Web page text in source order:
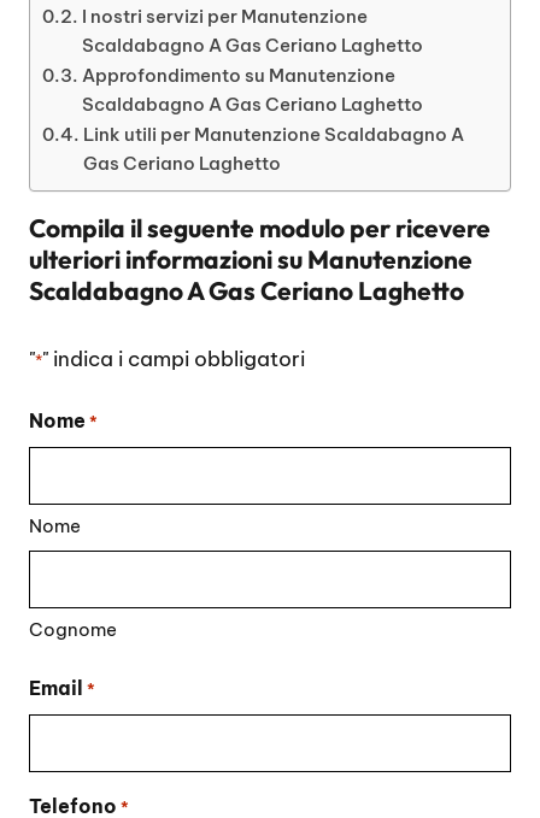
I nostri servizi per Manutenzione
Scaldabagno A Gas Ceriano Laghetto
Approfondimento su Manutenzione
Scaldabagno A Gas Ceriano Laghetto
Link utili per Manutenzione Scaldabagno A
Gas Ceriano Laghetto
Compila il seguente modulo per ricevere
ulteriori informazioni suManutenzione
Scaldabagno A Gas Ceriano Laghetto
"*" indica i campi obbligatori
Nome *
Nome
Cognome
Email *
Telefono *